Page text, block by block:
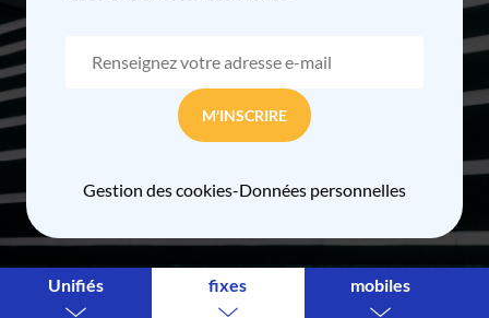
PROFESSIONNELS
JUIN 2026
Unifiés
fixes
mobiles
M'INSCRIRE
Gestion des cookies-Données personnelles